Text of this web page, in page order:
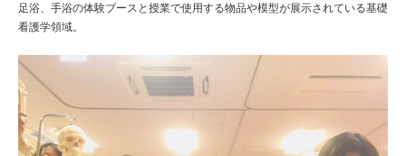
足浴、手浴の体験ブースと授業で使用する物品や模型が展示されている基礎
看護学領域。